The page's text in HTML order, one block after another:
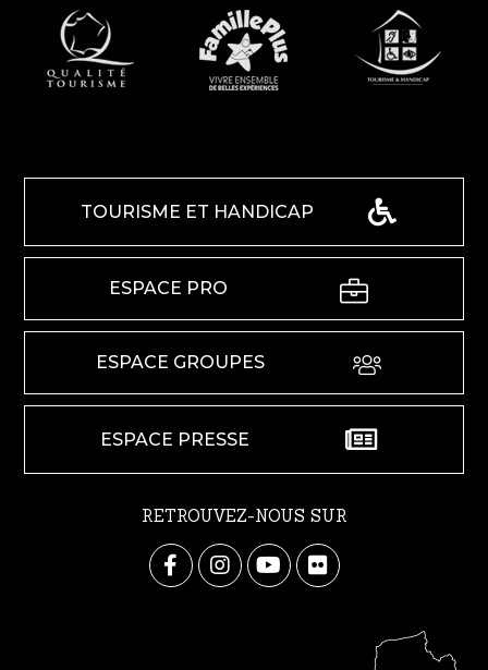
TOURISME ET HANDICAP
ESPACE PRO
ESPACE GROUPES
ESPACE PRESSE
RETROUVEZ-NOUS SUR